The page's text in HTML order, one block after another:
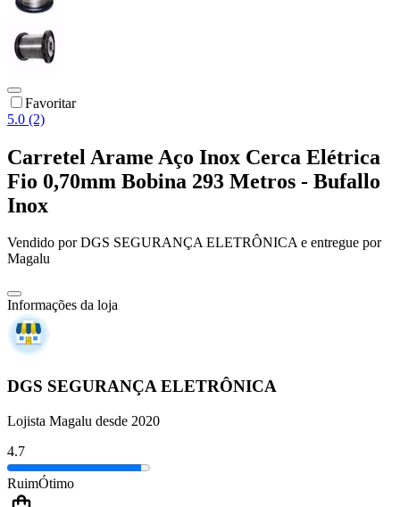
Favoritar
5.0 (2)
Carretel Arame Aço Inox Cerca Elétrica
Fio 0,70mm Bobina 293 Metros - Bufallo
Inox
Vendido porDGS SEGURANÇA ELETRÔNICAe entregue por
Magalu
Informações da loja
DGS SEGURANÇA ELETRÔNICA
Lojista Magalu desde 2020
4.7
RuimÓtimo